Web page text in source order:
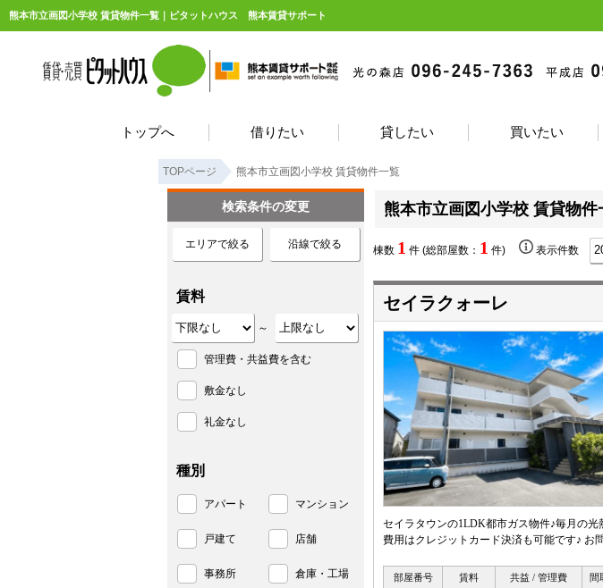
熊本市立画図小学校 賃貸物件一覧｜ピタットハウス 熊本賃貸サポート
トップへ 借りたい 貸したい 買いたい
TOPページ 熊本市立画図小学校 賃貸物件一覧
熊本市立画図小学校 賃貸物件
棟数 1 件 (総部屋数： 1 件) 表示件数
セイラクォーレ
セイラタウンの1LDK都市ガス物件♪毎月の
費用はクレジットカード決済も可能です♪ お
部屋番号 賃料 共益 / 管理費 間
検索条件の変更
エリアで絞る 沿線で絞る
賃料
～
管理費・共益費を含む
敷金なし
礼金なし
種別
アパート マンション
戸建て 店舗
事務所 倉庫・工場